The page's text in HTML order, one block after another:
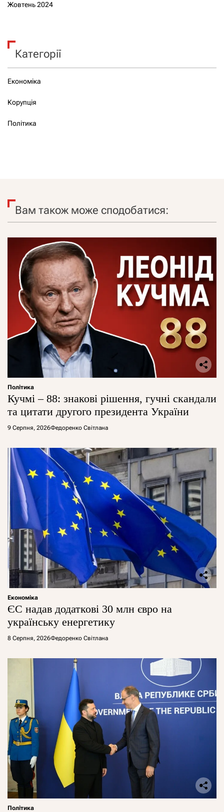
Жовтень 2024
Категорії
Економіка
Корупція
Політика
Вам також може сподобатися:
Політика
Кучмі – 88: знакові рішення, гучні скандали
та цитати другого президента України
9 Серпня, 2026Федоренко Світлана
Економіка
ЄС надав додаткові 30 млн євро на
українську енергетику
8 Серпня, 2026Федоренко Світлана
Політика